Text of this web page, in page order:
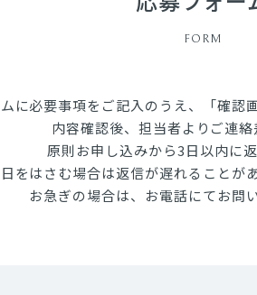
FORM
に必要事項をご記入のうえ、「確認
内容確認後、担当者よりご連絡
原則お申し込みから3日以内に返
をはさむ場合は返信が遅れることが
お急ぎの場合は、お電話にてお問